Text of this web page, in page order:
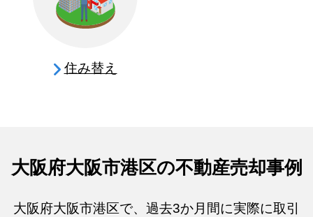
住み替え
大阪府大阪市港区の不動産売却事例
大阪府大阪市港区で、過去3か月間に実際に取引